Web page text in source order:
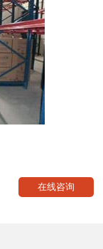
在线咨询